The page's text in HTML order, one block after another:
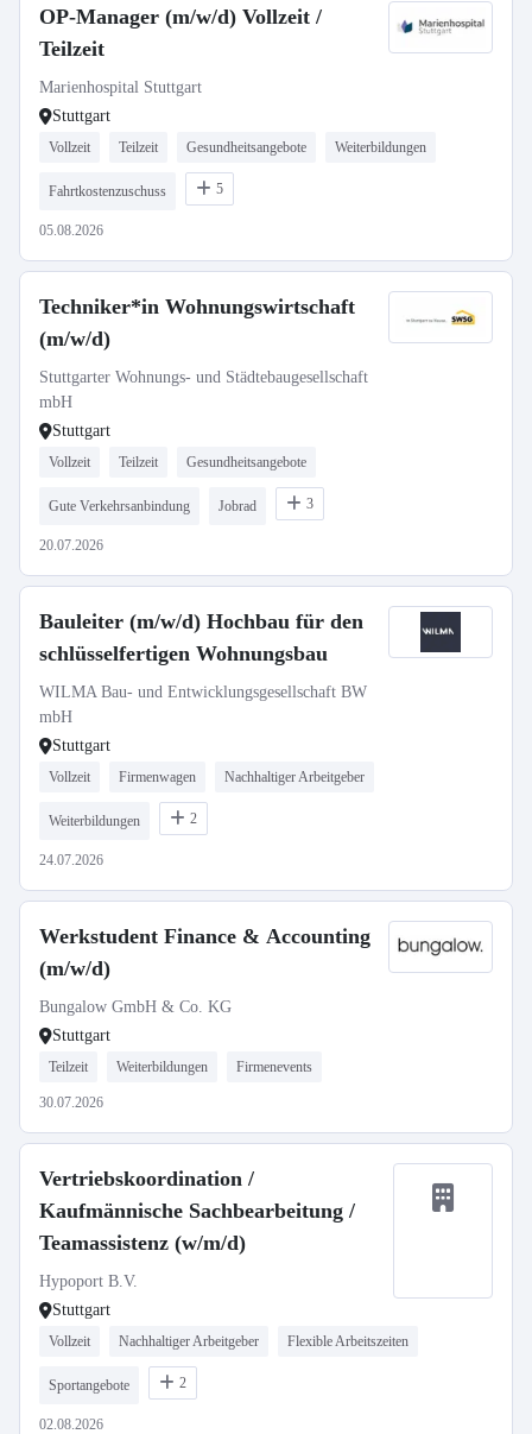
OP-Manager (m/w/d) Vollzeit /
Teilzeit
Marienhospital Stuttgart
Stuttgart
Vollzeit Teilzeit Gesundheitsangebote Weiterbildungen
Fahrtkostenzuschuss 5
05.08.2026
Techniker*in Wohnungswirtschaft
(m/w/d)
Stuttgarter Wohnungs- und Städtebaugesellschaft
mbH
Stuttgart
Vollzeit Teilzeit Gesundheitsangebote
Gute Verkehrsanbindung Jobrad 3
20.07.2026
Bauleiter (m/w/d) Hochbau für den
schlüsselfertigen Wohnungsbau
WILMA Bau- und Entwicklungsgesellschaft BW
mbH
Stuttgart
Vollzeit Firmenwagen Nachhaltiger Arbeitgeber
Weiterbildungen 2
24.07.2026
Werkstudent Finance & Accounting
(m/w/d)
Bungalow GmbH & Co. KG
Stuttgart
Teilzeit Weiterbildungen Firmenevents
30.07.2026
Vertriebskoordination /
Kaufmännische Sachbearbeitung /
Teamassistenz (w/m/d)
Hypoport B.V.
Stuttgart
Vollzeit Nachhaltiger Arbeitgeber Flexible Arbeitszeiten
Sportangebote 2
02.08.2026